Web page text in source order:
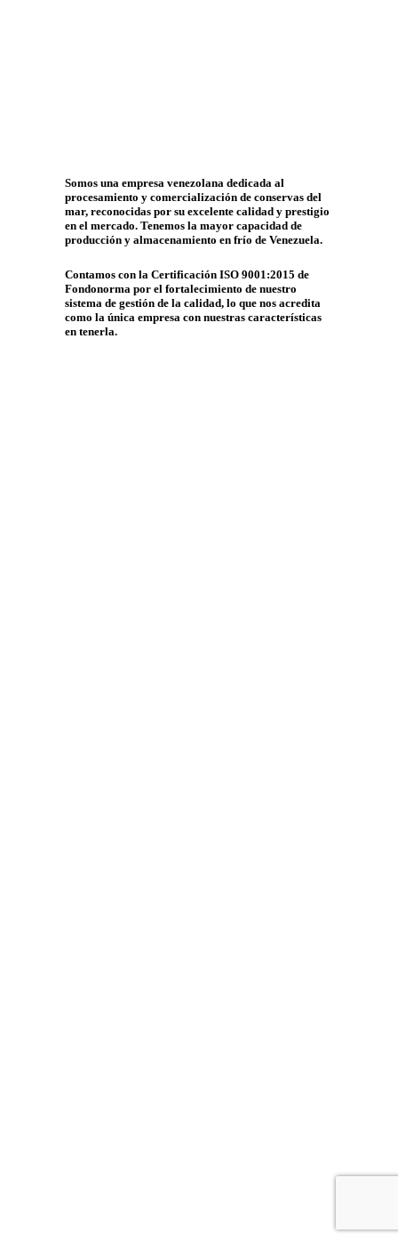
Somos una empresa venezolana dedicada al
procesamiento y comercialización de conservas del
mar, reconocidas por su excelente calidad y prestigio
en el mercado. Tenemos la mayor capacidad de
producción y almacenamiento en frío de Venezuela.
Contamos con la Certificación ISO 9001:2015 de
Fondonorma por el fortalecimiento de nuestro
sistema de gestión de la calidad, lo que nos acredita
como la única empresa con nuestras características
en tenerla.